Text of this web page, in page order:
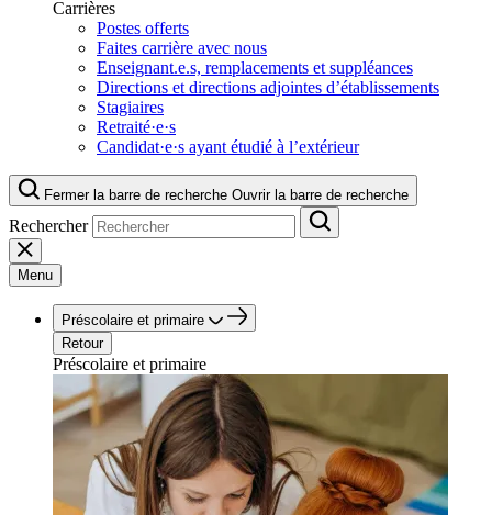
Carrières
Postes offerts
Faites carrière avec nous
Enseignant.e.s, remplacements et suppléances
Directions et directions adjointes d’établissements
Stagiaires
Retraité·e·s
Candidat·e·s ayant étudié à l’extérieur
Fermer la barre de recherche Ouvrir la barre de recherche
Rechercher
Menu
Préscolaire et primaire
Retour
Préscolaire et primaire